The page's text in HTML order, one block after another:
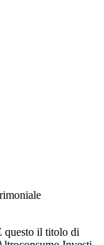
questo il titolo di